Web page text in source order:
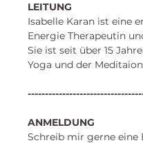
LEITUNG
Isabelle Karan ist eine
Energie Therapeutin
Sie ist seit über 15
Yoga und der
ANMELDUNG
Schreib mir gerne eine